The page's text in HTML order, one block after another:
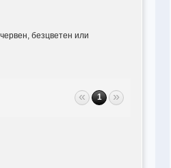
безцветен или
« 1 »